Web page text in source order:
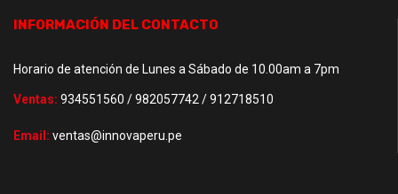
INFORMACIÓN DEL CONTACTO
Horario de atención de Lunes a Sábado de 10.00am a 7pm
Ventas: 934551560 / 982057742 / 912718510
Email: ventas@innovaperu.pe